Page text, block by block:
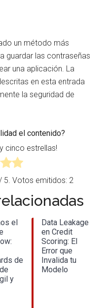
un método más
guardar las contraseñas
una aplicación. La
en esta entrada
la seguridad de
el contenido?
cinco estrellas!
/ 5. Votos emitidos: 2
el
de
y
Data Leakage
en Credit
Scoring: El
Error que
Invalida tu
Modelo